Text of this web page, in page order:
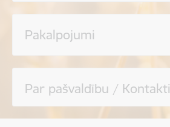
Pakalpojumi
Par pašvaldību / Kontakti